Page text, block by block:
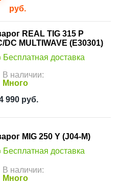
руб.
REAL TIG 315 P
DC MULTIWAVE (E30301)
Бесплатная доставка
В наличии:
Много
990 руб.
MIG 250 Y (J04-M)
Бесплатная доставка
В наличии:
Много